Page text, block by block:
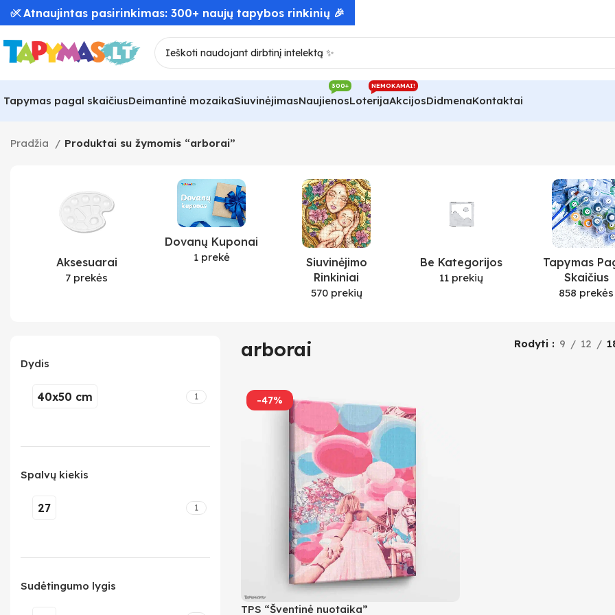
Tapymas pagal skaičiusDeimantinė mozaikaSiuvinėjimasNaujienos
300+
Loterija
NEMOKAMAI!
AkcijosDidmenaKontaktai
Pradžia Produktai su žymomis “arborai”
Aksesuarai
7 prekės
Dovanų Kuponai
1 prekė
Siuvinėjimo
Rinkiniai
570 prekių
Be Kategorijos
11 prekių
Tapymas
Skaičius
858 prekės
Dydis
40x50 cm 1
Spalvų kiekis
27 1
Sudėtingumo lygis
arborai Rodyti 9 12
-47%
TPS “Šventinė nuotaika”
✅ Atnaujintas pasirinkimas: 300+ naujų tapybos rinkinių 🎉